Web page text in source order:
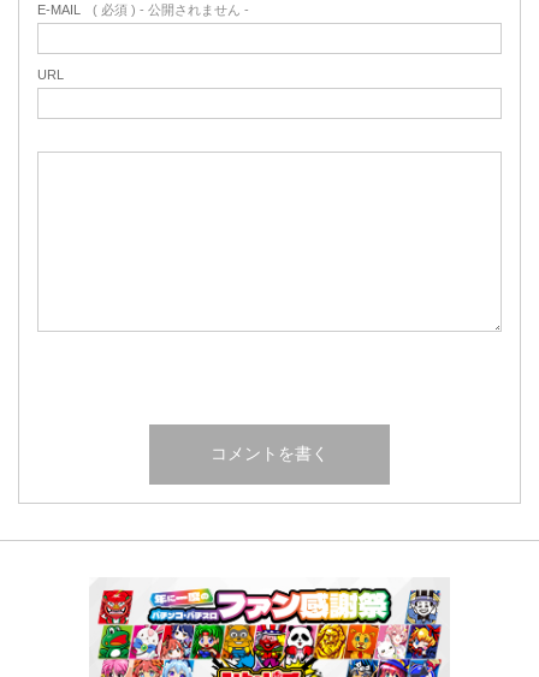
E-MAIL ( 必須 ) - 公開されません -
URL